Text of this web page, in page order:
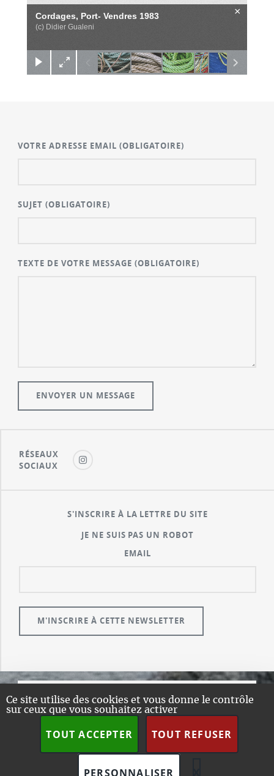
Ce site utilise des cookies et vous donne le contrôle
sur ceux que vous souhaitez activer
TOUT ACCEPTER TOUT REFUSER
PERSONNALISER
Cordages, Port- Vendres 1983
(c) Didier Gualeni
×
VOTRE ADRESSE EMAIL(OBLIGATOIRE)
SUJET(OBLIGATOIRE)
TEXTE DE VOTRE MESSAGE(OBLIGATOIRE)
RÉSEAUX
SOCIAUX
S'INSCRIRE À LA LETTRE DU SITE
JE NE SUIS PAS UN ROBOT
EMAIL
© GUALENI.COM
A PROPOS
PLAN DU SITE